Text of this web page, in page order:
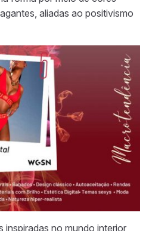
aliadas ao positivismo
inspiradas no mundo interior